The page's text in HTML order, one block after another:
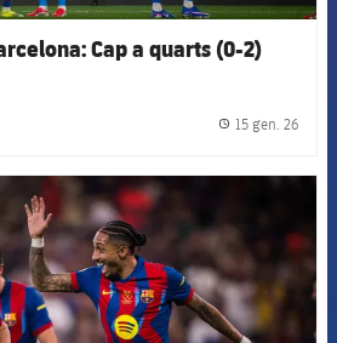
Cap a quarts (0-2)
15 gen. 26
FCB Barcelona badge